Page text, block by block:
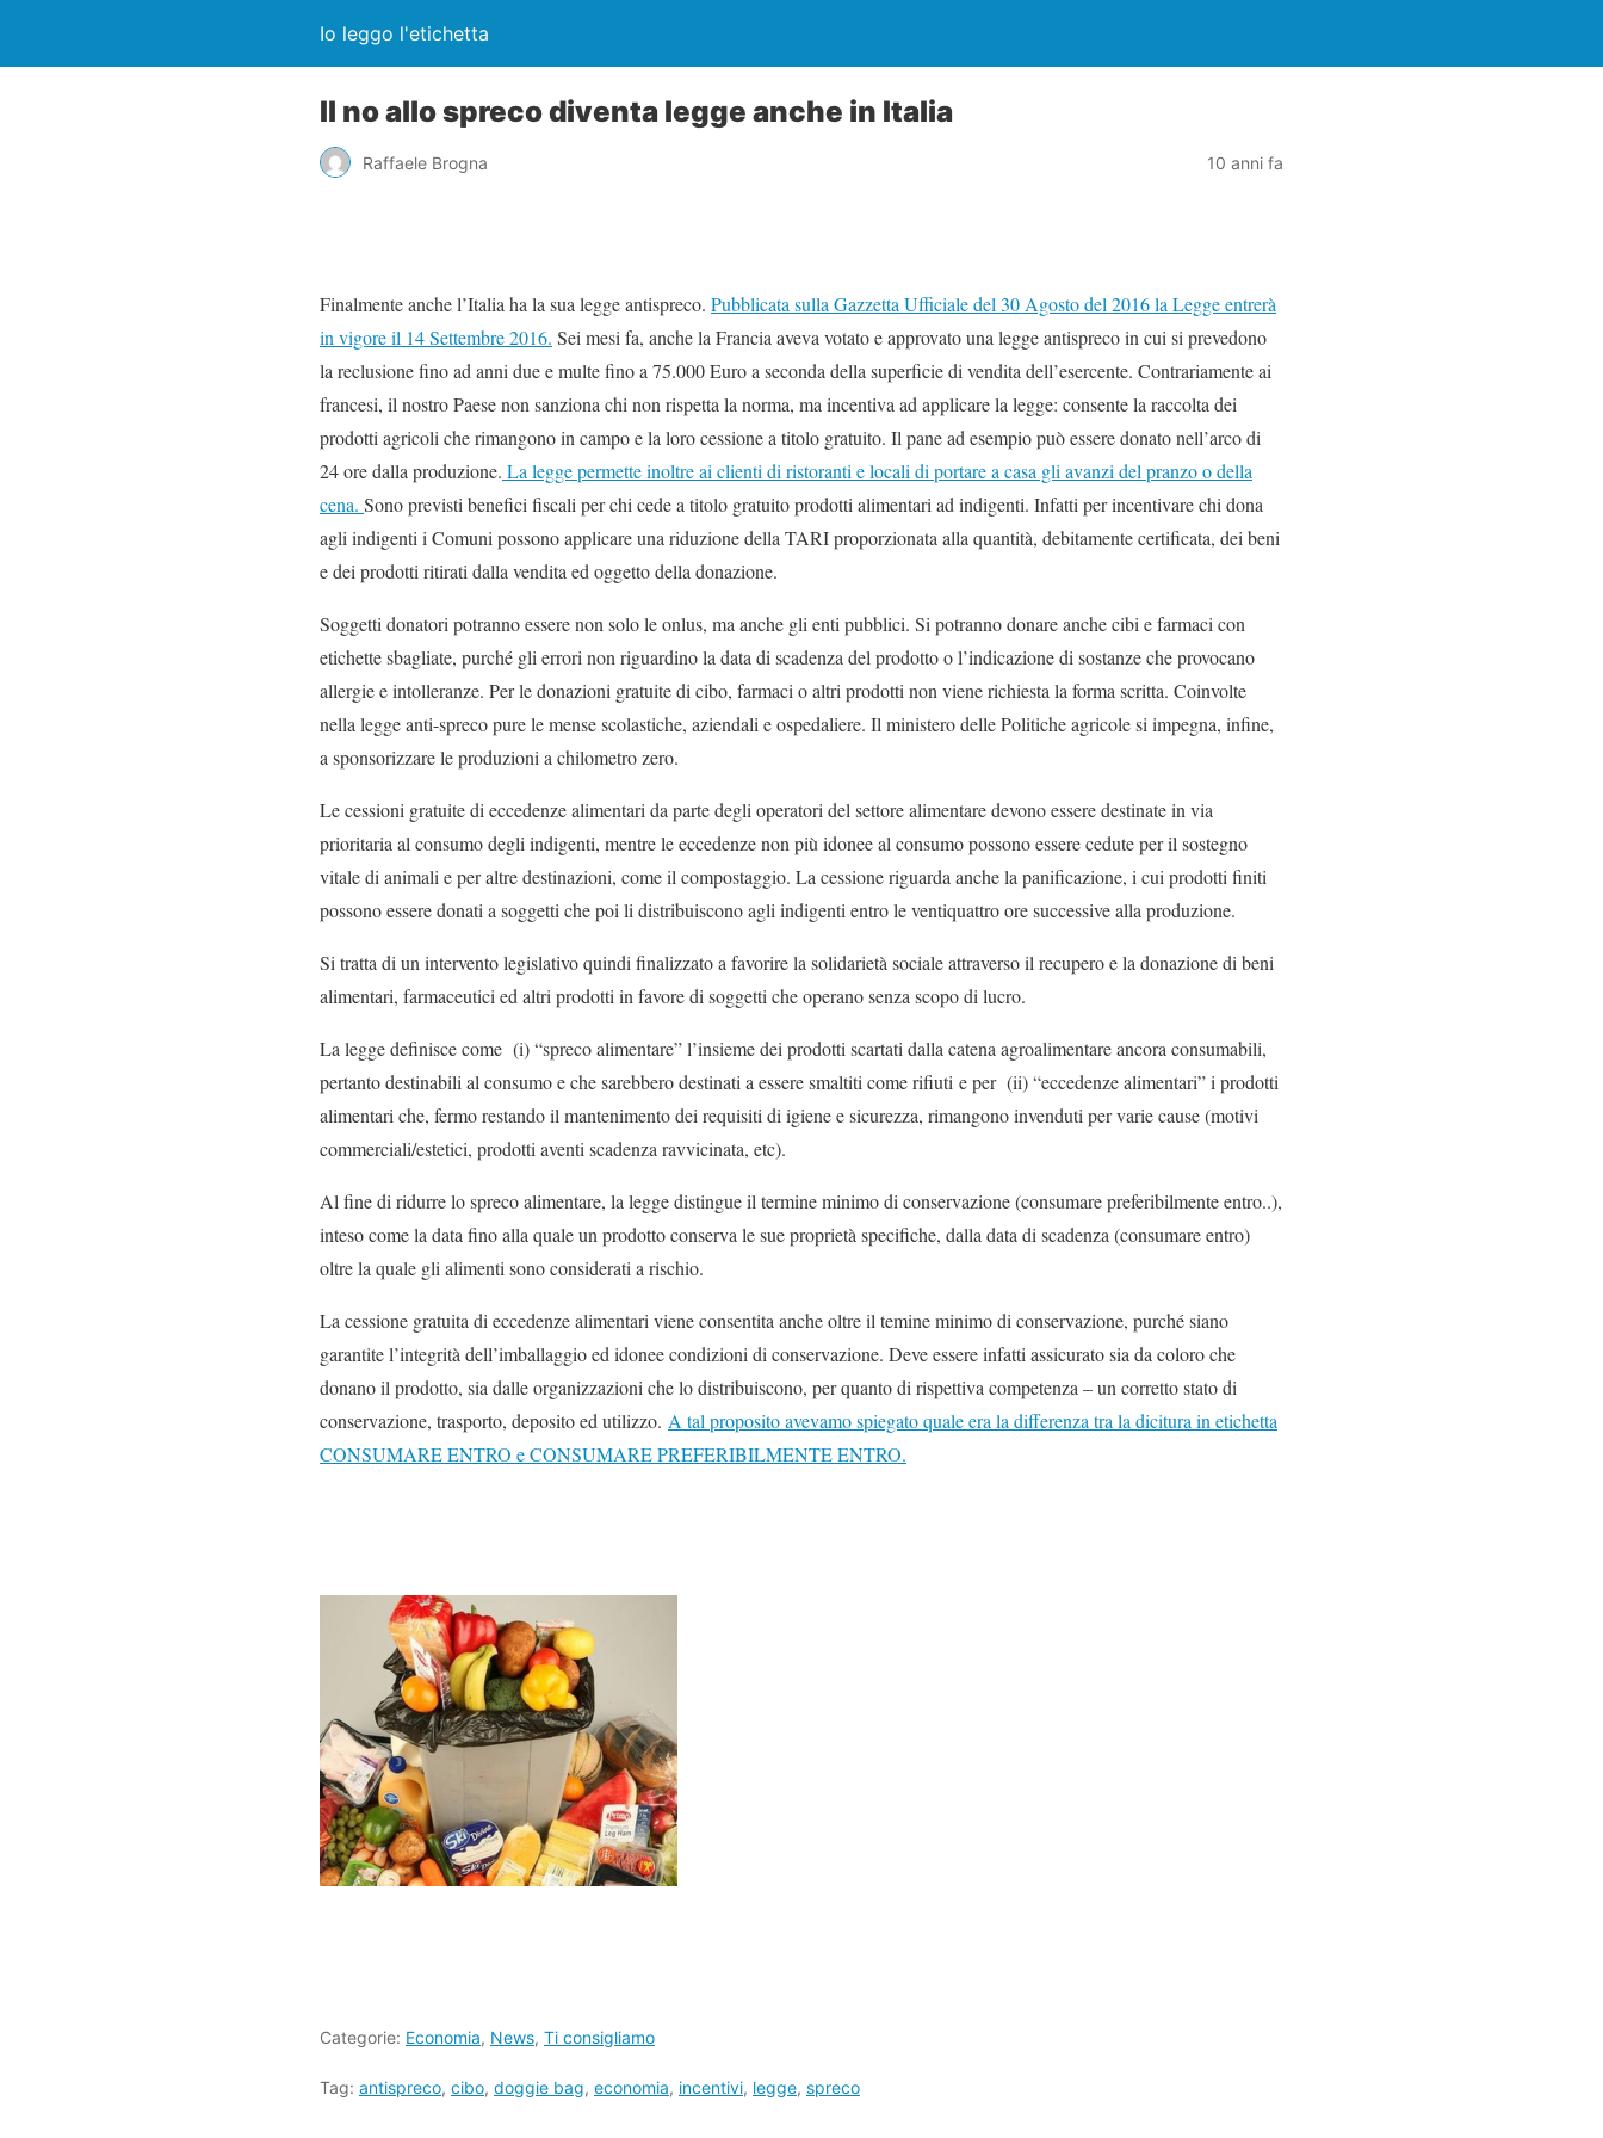
Io leggo l'etichetta
Il no allo spreco diventa legge anche in Italia
Raffaele Brogna 10 anni fa
Finalmente anche l’Italia ha la sua legge antispreco. Pubblicata sulla Gazzetta Ufficiale del 30 Agosto del 2016 la Legge entrerà
in vigore il 14 Settembre 2016. Sei mesi fa, anche la Francia aveva votato e approvato una legge antispreco in cui si prevedono
la reclusione fino ad anni due e multe fino a 75.000 Euro a seconda della superficie di vendita dell’esercente. Contrariamente ai
francesi, il nostro Paese non sanziona chi non rispetta la norma, ma incentiva ad applicare la legge: consente la raccolta dei
prodotti agricoli che rimangono in campo e la loro cessione a titolo gratuito. Il pane ad esempio può essere donato nell’arco di
24 ore dalla produzione. La legge permette inoltre ai clienti di ristoranti e locali di portare a casa gli avanzi del pranzo o della
cena. Sono previsti benefici fiscali per chi cede a titolo gratuito prodotti alimentari ad indigenti. Infatti per incentivare chi dona
agli indigenti i Comuni possono applicare una riduzione della TARI proporzionata alla quantità, debitamente certificata, dei beni
e dei prodotti ritirati dalla vendita ed oggetto della donazione.
Soggetti donatori potranno essere non solo le onlus, ma anche gli enti pubblici. Si potranno donare anche cibi e farmaci con
etichette sbagliate, purché gli errori non riguardino la data di scadenza del prodotto o l’indicazione di sostanze che provocano
allergie e intolleranze. Per le donazioni gratuite di cibo, farmaci o altri prodotti non viene richiesta la forma scritta. Coinvolte
nella legge anti-spreco pure le mense scolastiche, aziendali e ospedaliere. Il ministero delle Politiche agricole si impegna, infine,
a sponsorizzare le produzioni a chilometro zero.
Lecessioni gratuite di eccedenze alimentari da parte degli operatori del settore alimentare devono essere destinate in via
prioritaria al consumo degli indigenti, mentre leeccedenzenon più idonee al consumo possono essere cedute per il sostegno
vitale di animali e per altre destinazioni, come il compostaggio. La cessione riguarda anche la panificazione, i cui prodotti finiti
possono essere donati a soggetti che poi li distribuiscono agli indigenti entro le ventiquattro ore successive alla produzione.
Si tratta di un intervento legislativo quindi finalizzato a favorire la solidarietà sociale attraverso il recupero e la donazione di beni
alimentari, farmaceutici ed altri prodotti in favore di soggetti che operano senza scopo di lucro.
La legge definisce come (i) “spreco alimentare”l’insieme dei prodotti scartati dalla catena agroalimentare ancora consumabili,
pertanto destinabili al consumo e che sarebbero destinati a essere smaltiti come rifiuti e per (ii) “eccedenze alimentari”i prodotti
alimentari che, fermo restando il mantenimento dei requisiti di igiene e sicurezza, rimangono invenduti per varie cause (motivi
commerciali/estetici, prodotti aventi scadenza ravvicinata, etc).
Al fine di ridurre lo spreco alimentare, la legge distingue il termine minimo di conservazione (consumare preferibilmente entro..),
inteso come la data fino alla quale un prodotto conserva le sue proprietà specifiche, dalla data di scadenza (consumare entro)
oltre la quale gli alimenti sono considerati a rischio.
La cessione gratuita di eccedenze alimentari viene consentita anche oltre il temine minimo di conservazione, purché siano
garantite l’integrità dell’imballaggio ed idonee condizioni di conservazione. Deve essere infatti assicurato sia da coloro che
donano il prodotto, sia dalle organizzazioni che lo distribuiscono, per quanto di rispettiva competenza – un corretto stato di
conservazione, trasporto, deposito ed utilizzo. A tal proposito avevamo spiegato quale era la differenza tra la dicitura in etichetta
CONSUMARE ENTRO e CONSUMARE PREFERIBILMENTE ENTRO.
Categorie: Economia, News, Ti consigliamo
Tag: antispreco, cibo, doggie bag, economia, incentivi, legge, spreco